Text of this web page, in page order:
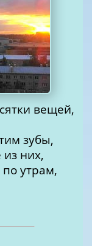
вещей,
зубы,
них,
утрам,